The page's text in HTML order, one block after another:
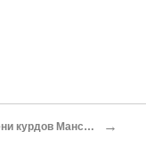
Сдача племени курдов Мансур-бека →